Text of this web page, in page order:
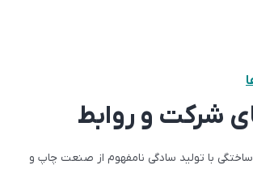
شرکت و روابط
با تولید سادگی نامفهوم از صنعت چاپ و